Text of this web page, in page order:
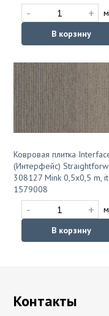
- +
В корзину
Ковровая плитка
(Интерфейс)
308127 Mink 0,5x0,5 m,
1579008
- +
В корзину
Контакты